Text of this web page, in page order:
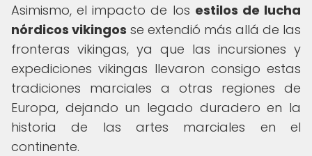
Asimismo, el impacto de los estilos de lucha
nórdicos vikingos se extendió más allá de las
fronteras vikingas, ya que las incursiones y
expediciones vikingas llevaron consigo estas
tradiciones marciales a otras regiones de
Europa, dejando un legado duradero en la
historia de las artes marciales en el
continente.